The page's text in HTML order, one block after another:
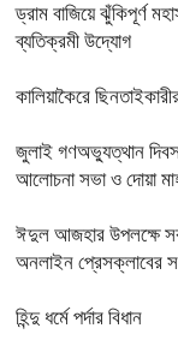
ড্রাম বাজিয়ে ঝুঁকিপূর্ণ
ব্যতিক্রমী উদ্যোগ
কালিয়াকৈরে
জুলাই গণঅভ্যুত্থান দিবস
আলোচনা সভা ও দোয়া
ঈদুল আজহার উপলক্ষে
অনলাইন প্রেসক্লাবের
হিন্দু ধর্মে পর্দার বিধান